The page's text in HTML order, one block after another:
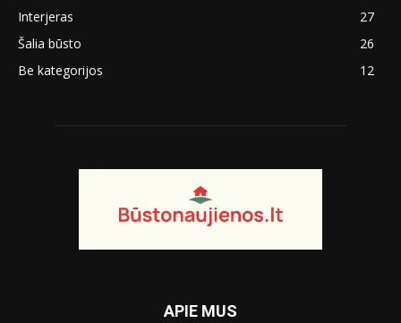
Interjeras
27
Šalia būsto
26
Be kategorijos
12
APIE MUS